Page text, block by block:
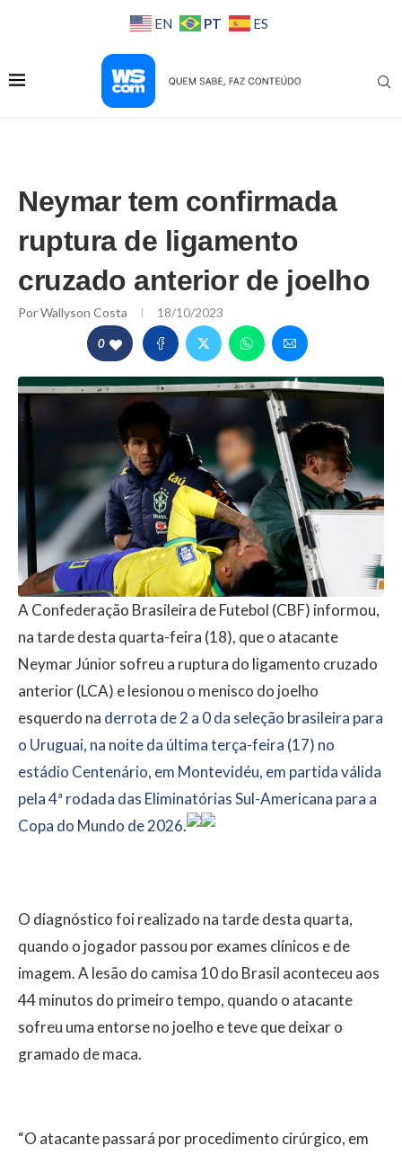
EN PT ES
Neymar tem confirmada
ruptura de ligamento
cruzado anterior de joelho
PorWallyson Costa 18/10/2023
0
A Confederação Brasileira de Futebol (CBF) informou,
na tarde desta quarta-feira (18), que o atacante
Neymar Júnior sofreu a ruptura do ligamento cruzado
anterior (LCA) e lesionou o menisco do joelho
esquerdo na derrota de 2 a 0 da seleção brasileira para
o Uruguai, na noite da última terça-feira (17) no
estádio Centenário, em Montevidéu, em partida válida
pela 4ª rodada das Eliminatórias Sul-Americana para a
Copa do Mundo de 2026.
O diagnóstico foi realizado na tarde desta quarta,
quando o jogador passou por exames clínicos e de
imagem. A lesão do camisa 10 do Brasil aconteceu aos
44 minutos do primeiro tempo, quando o atacante
sofreu uma entorse no joelho e teve que deixar o
gramado de maca.
“O atacante passará por procedimento cirúrgico, em